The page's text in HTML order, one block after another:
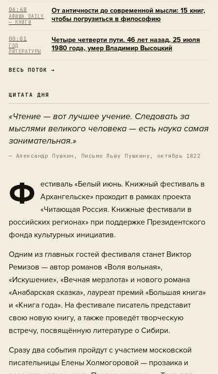
06:48
АФИША DAILY
— КНИГИ
От античности до современной мысли: 15 книг,
чтобы погрузиться в философию
00:01
ГОД
ЛИТЕРАТУРЫ
Четыре четверти пути. 46 лет назад, 25 июля
1980 года, умер Владимир Высоцкий
ВЕСЬ ПОТОК →
ЦИТАТА ДНЯ
«Чтение — вот лучшее учение. Следовать за
мыслями великого человека — есть наука самая
занимательная.»
— Александр Пушкин, Письмо Льву Пушкину, октябрь 1822
Ф естиваль «Белый июнь. Книжный фестиваль в
Архангельске» проходит в рамках проекта
«Читающая Россия. Книжные фестивали в
российских регионах» при поддержке Президентского
фонда культурных инициатив.
Одним из главных гостей фестиваля станет Виктор
Ремизов — автор романов «Воля вольная»,
«Искушение», «Вечная мерзлота» и нового романа
«Анабарская сказка», лауреат премий «Большая книга»
и «Книга года». На фестивале писатель представит
свою новую книгу, а также проведёт творческую
встречу, посвящённую литературе о Сибири.
Сразу два события пройдут с участием московской
писательницы Елены Холмогоровой — прозаика и